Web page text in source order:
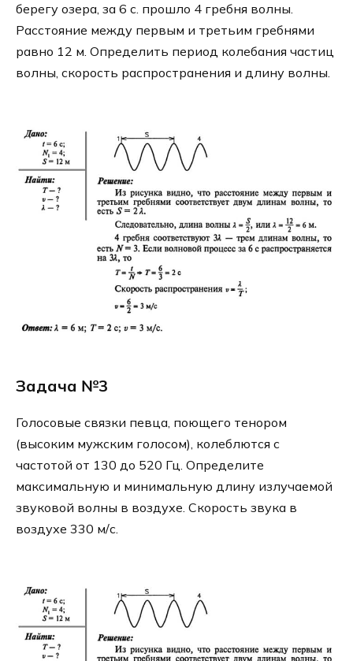
берегу озера, за 6 с. прошло 4 гребня волны.
Расстояние между первым и третьим гребнями
равно 12 м. Определить период колебания частиц
волны, скорость распространения и длину волны.
Задача №3
Голосовые связки певца, поющего тенором
(высоким мужским голосом), колеблются с
частотой от 130 до 520 Гц. Определите
максимальную и минимальную длину излучаемой
звуковой волны в воздухе. Скорость звука в
воздухе 330 м/с.